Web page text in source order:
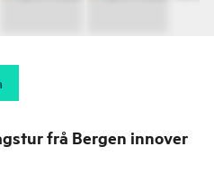
frå Bergen innover